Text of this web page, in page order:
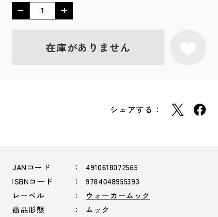
在庫がありません
シェアする：
JANコード
4910618072565
ISBNコード
9784048955393
レーベル
ウォーカームック
商品形態
ムック